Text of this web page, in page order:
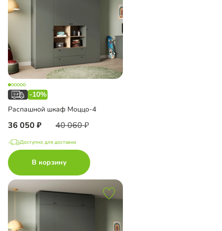
-10%
Распашной шкаф Моццо-4
36 050 40 060
Доступно для доставки
В корзину